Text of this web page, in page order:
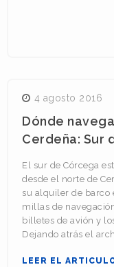
4 agosto 2016
Dónde
Cerdeña: Sur
El sur de Córcega
desde el norte de
su alquiler de barco
millas de
billetes de avión y
Dejando atrás el
LEER EL